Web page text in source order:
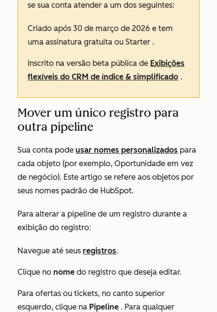
se sua conta atender a um dos seguintes:
Criado após 30 de março de 2026 e tem
uma assinatura gratuita ou Starter .
Inscrito na versão beta pública de Exibições
flexíveis do CRM de índice & simplificado .
Mover um único registro para
outra pipeline
Sua conta pode usar nomes personalizados para
cada objeto (por exemplo, Oportunidade em vez
de negócio). Este artigo se refere aos objetos por
seus nomes padrão de HubSpot.
Para alterar a pipeline de um registro durante a
exibição do registro:
Navegue até seus registros.
Clique no nome do registro que deseja editar.
Para ofertas ou tickets, no canto superior
esquerdo, clique na Pipeline . Para qualquer